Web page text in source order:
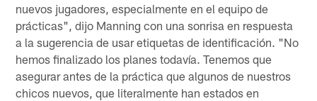
nuevos jugadores, especialmente en el equipo de
prácticas", dijo Manning con una sonrisa en respuesta
a la sugerencia de usar etiquetas de identificación. "No
hemos finalizado los planes todavía. Tenemos que
asegurar antes de la práctica que algunos de nuestros
chicos nuevos, que literalmente han estados en